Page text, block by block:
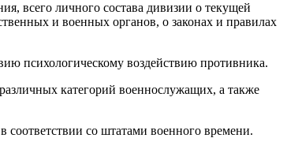
всего личного состава дивизии о текущей
и военных органов, о законах и правилах
психологическому воздействию противника.
категорий военнослужащих, а также
соответствии со штатами военного времени.